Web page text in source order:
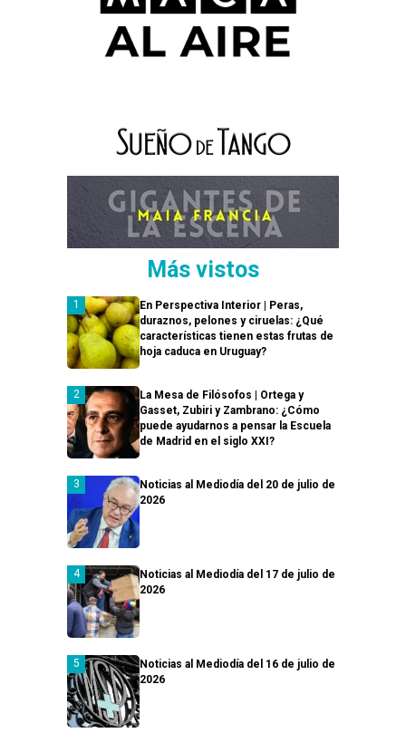
Más vistos
En Perspectiva Interior | Peras,
duraznos, pelones y ciruelas: ¿Qué
características tienen estas frutas de
hoja caduca en Uruguay?
La Mesa de Filósofos | Ortega y
Gasset, Zubiri y Zambrano: ¿Cómo
puede ayudarnos a pensar la Escuela
de Madrid en el siglo XXI?
Noticias al Mediodía del 20 de julio de
2026
Noticias al Mediodía del 17 de julio de
2026
Noticias al Mediodía del 16 de julio de
2026